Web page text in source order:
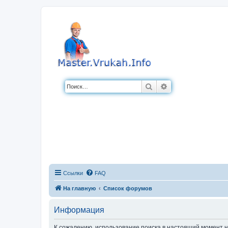
Поиск
Ссылки FAQ
На главную Список форумов
Информация